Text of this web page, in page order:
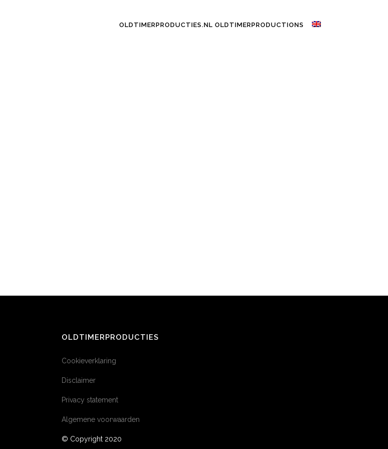
OLDTIMERPRODUCTIES.NL OLDTIMERPRODUCTIONS
OLDTIMERPRODUCTIES
Cookieverklaring
Disclaimer
Privacy statement
Algemene voorwaarden
© Copyright 2020